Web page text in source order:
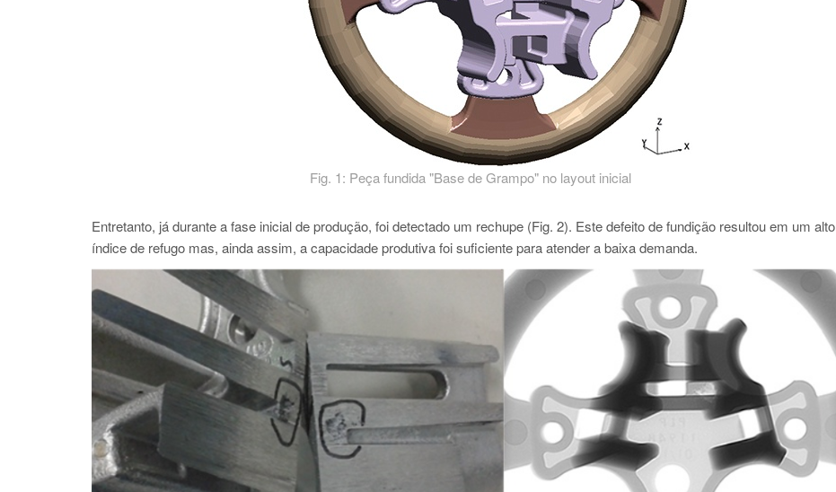
Fig. 1: Peça fundida "Base de Grampo" no layout inicial
Entretanto, já durante a fase inicial de produção, foi detectado um rechupe (Fig. 2). Este defeito de fundição resultou em um alto
índice de refugo mas, ainda assim, a capacidade produtiva foi suficiente para atender a baixa demanda.